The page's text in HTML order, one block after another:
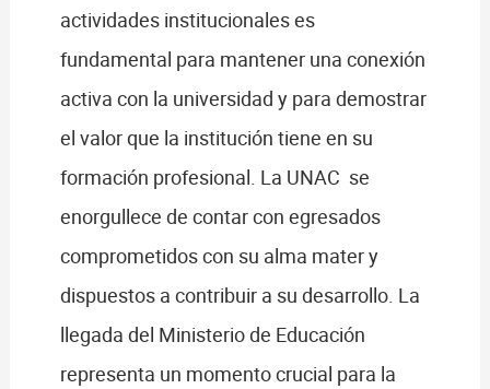
actividades institucionales es
fundamental para mantener una conexión
activa con la universidad y para demostrar
el valor que la institución tiene en su
formación profesional. La UNAC se
enorgullece de contar con egresados
comprometidos con su alma mater y
dispuestos a contribuir a su desarrollo. La
llegada del Ministerio de Educación
representa un momento crucial para la